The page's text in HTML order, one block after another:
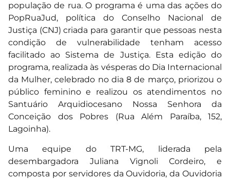
população de rua. O programa é uma das ações do
PopRuaJud, política do Conselho Nacional de
Justiça (CNJ) criada para garantir que pessoas nesta
condição de vulnerabilidade tenham acesso
facilitado ao Sistema de Justiça. Esta edição do
programa, realizada às vésperas do Dia Internacional
da Mulher, celebrado no dia 8 de março, priorizou o
público feminino e realizou os atendimentos no
Santuário Arquidiocesano Nossa Senhora da
Conceição dos Pobres (Rua Além Paraíba, 152,
Lagoinha).
Uma equipe do TRT-MG, liderada pela
desembargadora Juliana Vignoli Cordeiro, e
composta por servidores da Ouvidoria, da Ouvidoria